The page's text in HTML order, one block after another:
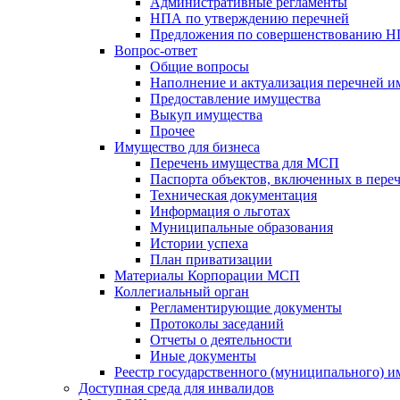
НПА по утверждению перечней
Предложения по совершенствованию
Вопрос-ответ
Общие вопросы
Наполнение и актуализация перечней
Предоставление имущества
Выкуп имущества
Прочее
Имущество для бизнеса
Перечень имущества для МСП
Паспорта объектов, включенных в
Техническая документация
Информация о льготах
Муниципальные образования
Истории успеха
План приватизации
Материалы Корпорации МСП
Коллегиальный орган
Регламентирующие документы
Протоколы заседаний
Отчеты о деятельности
Иные документы
Реестр государственного (муниципального)
Доступная среда для инвалидов